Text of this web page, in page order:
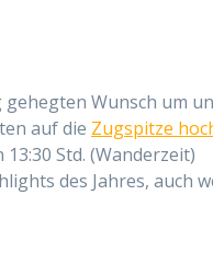
gehegten Wunsch um
auf die Zugspitze
Std. (Wanderzeit)
des Jahres, auch